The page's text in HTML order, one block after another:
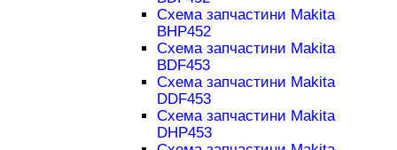
Схема запчастини Makita
BHP452
Схема запчастини Makita
BDF453
Схема запчастини Makita
DDF453
Схема запчастини Makita
DHP453